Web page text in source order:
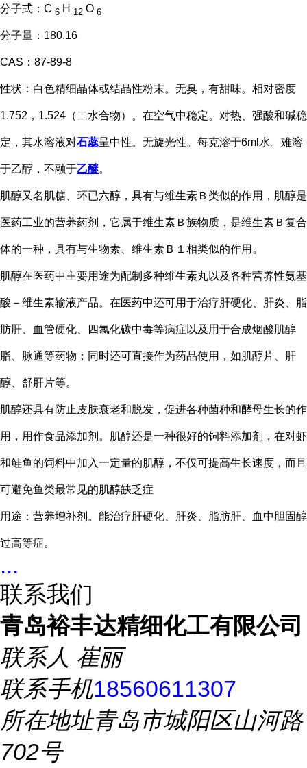
分子式：C 6 H 12 O 6
分子量：180.16
CAS：87-89-8
性状：白色精细晶体或结晶性粉末。无臭，有甜味。相对密度
1.752，1.524（二水合物）。在空气中稳定。对热、强酸和碱稳
定，其水溶液对石蕊呈中性。无旋光性。每克溶于6ml水。难溶
于乙醇，不融于乙醚。
肌醇又名肌糖、环已六醇，具有与维生素Ｂ类似的作用，肌醇是
医药工业的营养药剂，它属于维生素Ｂ族物质，是维生素Ｂ复合
体的一种，具有与生物素、维生素Ｂ１相类似的作用。
肌醇在医药中主要用途为配制多种维生素丸以及各种营养性氨基
酸－维生素输液产品。在医药中还可用于治疗肝硬化、肝炎、脂
肪肝、血管硬化、四氯化碳中毒等病症以及用于合成烟酸肌醇
脂、脉通等药物；同时还可直接作为药品使用，如肌醇片、肝
醇、舒肝片等。
肌醇还具有防止皮肤衰老和脱发，促进各种菌种和酵母生长的作
用，用作食品添加剂。肌醇还是一种很好的饲料添加剂，在对虾
和鲑鱼的饲料中加入一定量的肌醇，不仅可提高生长速度，而且
可避免鱼类最常见的肌醇缺乏症
用途：营养增补剂。能治疗肝硬化、肝炎、脂肪肝、血中胆固醇
过高等症。
...
联系我们
青岛裕丰达精细化工有限公司
联系人 崔丽
联系手机18560611307
所在地址青岛市城阳区山河路
702号